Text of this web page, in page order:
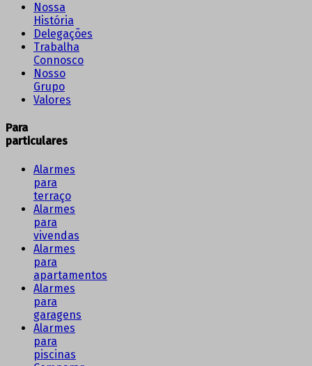
Nossa
História
Delegações
Trabalha
Connosco
Nosso
Grupo
Valores
Para
particulares
Alarmes
para
terraço
Alarmes
para
vivendas
Alarmes
para
apartamentos
Alarmes
para
garagens
Alarmes
para
piscinas